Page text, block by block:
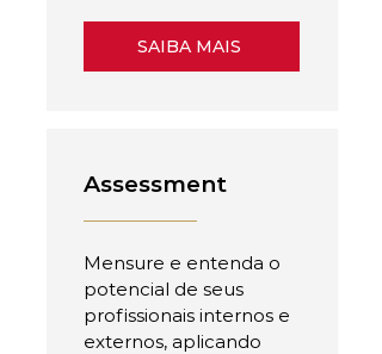
SAIBA MAIS
Assessment
Mensure e entenda o
potencial de seus
profissionais internos e
externos, aplicando